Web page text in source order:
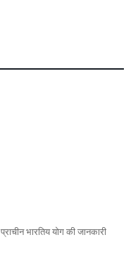
भारतिय योग की जानकारी